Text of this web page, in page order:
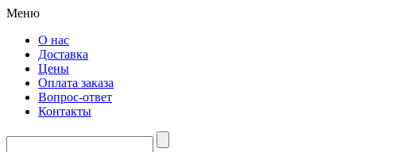
Меню
О нас
Доставка
Цены
Оплата заказа
Вопрос-ответ
Контакты